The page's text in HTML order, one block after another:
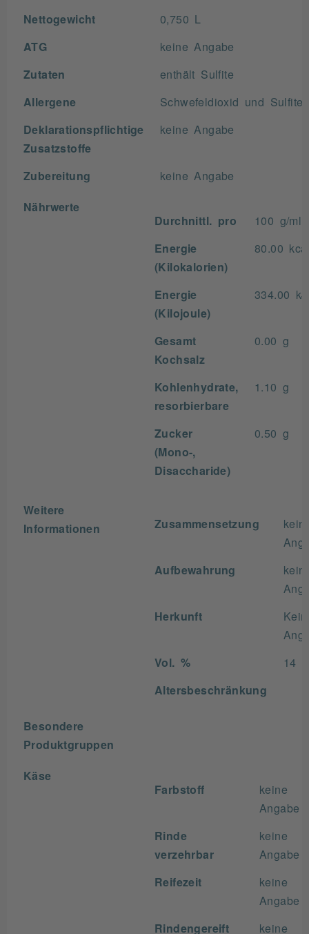
Nettogewicht 0,750 L
ATG keine Angabe
Zutaten enthält Sulfite
Allergene Schwefeldioxid und Sulfite
Deklarationspflichtige
Zusatzstoffe
keine Angabe
Zubereitung keine Angabe
Nährwerte
Durchnittl. pro
100 g/ml
Energie
(Kilokalorien)
80.00
Energie
(Kilojoule)
334.00 kJ
Gesamt
Kochsalz
0.00 g
Kohlenhydrate,
resorbierbare
1.10 g
Zucker
(Mono-,
Disaccharide)
0.50 g
Weitere
Informationen
Zusammensetzung
Aufbewahrung
Herkunft
Vol. % 14
Altersbeschränkung
Besondere
Produktgruppen
Käse
Farbstoff
keine
Angabe
Rinde
verzehrbar
keine
Angabe
Reifezeit
keine
Angabe
Rindengereift
keine